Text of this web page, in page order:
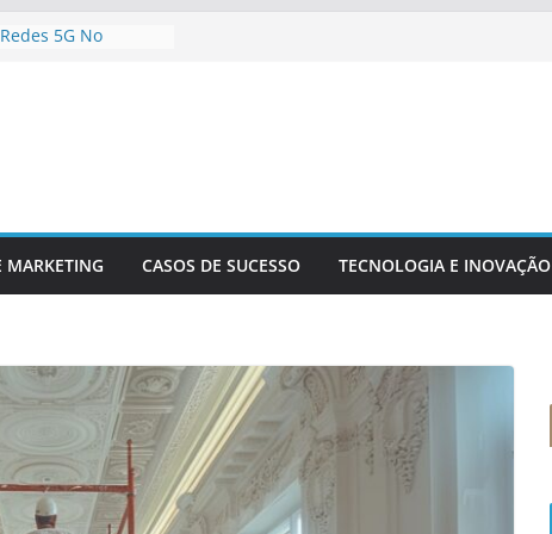
5G No
Futuras
Inteligência
De Dados
Inovação
MARKETING CASOS DE SUCESSO TECNOLOGIA E INOVAÇÃO